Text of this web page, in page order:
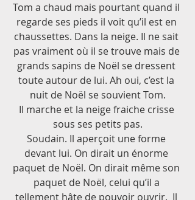
Tom a chaud mais pourtant quand il
regarde ses pieds il voit qu’il est en
chaussettes. Dans la neige. Il ne sait
pas vraiment où il se trouve mais de
grands sapins de Noël se dressent
toute autour de lui. Ah oui, c’est la
nuit de Noël se souvient Tom.
Il marche et la neige fraiche crisse
sous ses petits pas.
Soudain. Il aperçoit une forme
devant lui. On dirait un énorme
paquet de Noël. On dirait même son
paquet de Noël, celui qu’il a
tellement hâte de pouvoir ouvrir.  Il